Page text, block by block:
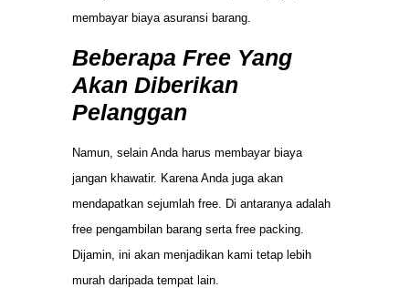
membayar biaya asuransi barang.
Beberapa Free Yang
Akan Diberikan
Pelanggan
Namun, selain Anda harus membayar biaya
jangan khawatir. Karena Anda juga akan
mendapatkan sejumlah free. Di antaranya adalah
free pengambilan barang serta free packing.
Dijamin, ini akan menjadikan kami tetap lebih
murah daripada tempat lain.